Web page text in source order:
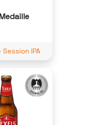
Session IPA